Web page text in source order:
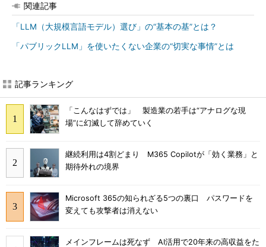
関連記事
「LLM（大規模言語モデル）選び」の“基本の基”とは？
「パブリックLLM」を使いたくない企業の“切実な事情”とは
記事ランキング
「こんなはずでは」 製造業の若手は“アナログな現
場”に幻滅して辞めていく
継続利用は4割どまり M365 Copilotが「効く業務」と
期待外れの境界
Microsoft 365の知られざる5つの裏口 パスワードを
変えても攻撃者は消えない
メインフレームは死なず AI活用で20年来の高収益をた